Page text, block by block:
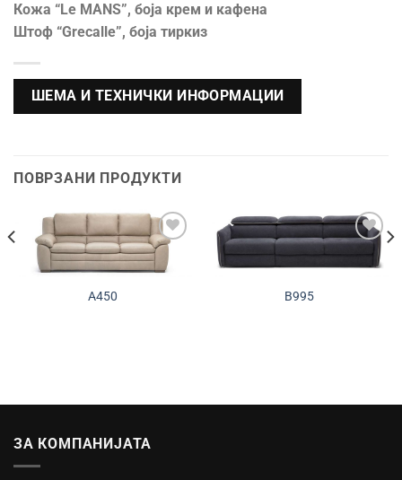
Кожа “Le MANS”, боја крем и кафена
Штоф “Grecalle”, боја тиркиз
ШЕМА И ТЕХНИЧКИ ИНФОРМАЦИИ
ПОВРЗАНИ ПРОДУКТИ
Додади во
желботека
A450
Додади во
желботека
B995
ЗА КОМПАНИЈАТА